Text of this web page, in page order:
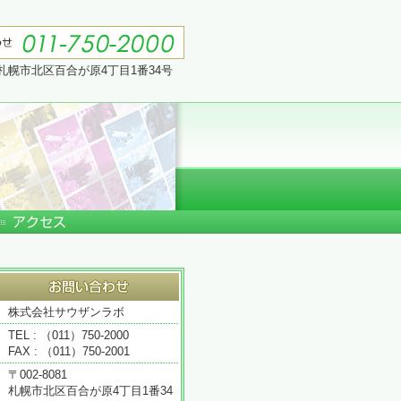
幌市北区百合が原4丁目1番34号
株式会社サウザンラボ
TEL : （011）750-2000
FAX : （011）750-2001
〒002-8081
札幌市北区百合が原4丁目1番34